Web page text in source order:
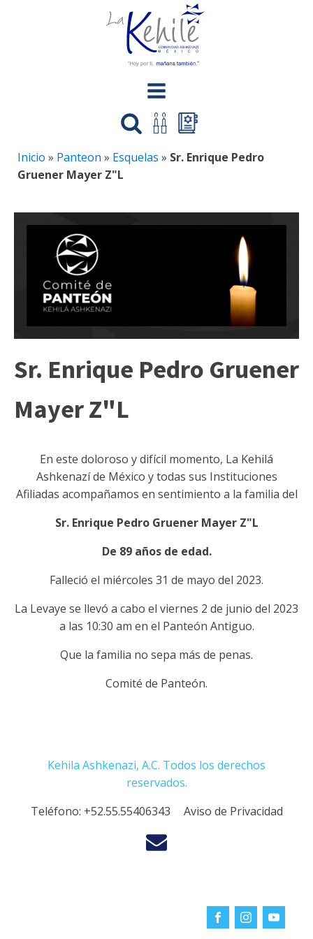
Inicio » Panteon » Esquelas » Sr. Enrique Pedro
Gruener Mayer Z"L
Sr. Enrique Pedro Gruener
Mayer Z"L
En este doloroso y difícil momento, La Kehilá
Ashkenazí de México y todas sus Instituciones
Afiliadas acompañamos en sentimiento a la familia del
Sr. Enrique Pedro Gruener Mayer Z"L
De 89 años de edad.
Falleció el miércoles 31 de mayo del 2023.
La Levaye se llevó a cabo el viernes 2 de junio del 2023
a las 10:30 am en el Panteón Antiguo.
Que la familia no sepa más de penas.
Comité de Panteón.
Kehila Ashkenazi, A.C. Todos los derechos
reservados.
Teléfono: +52.55.55406343 Aviso de Privacidad